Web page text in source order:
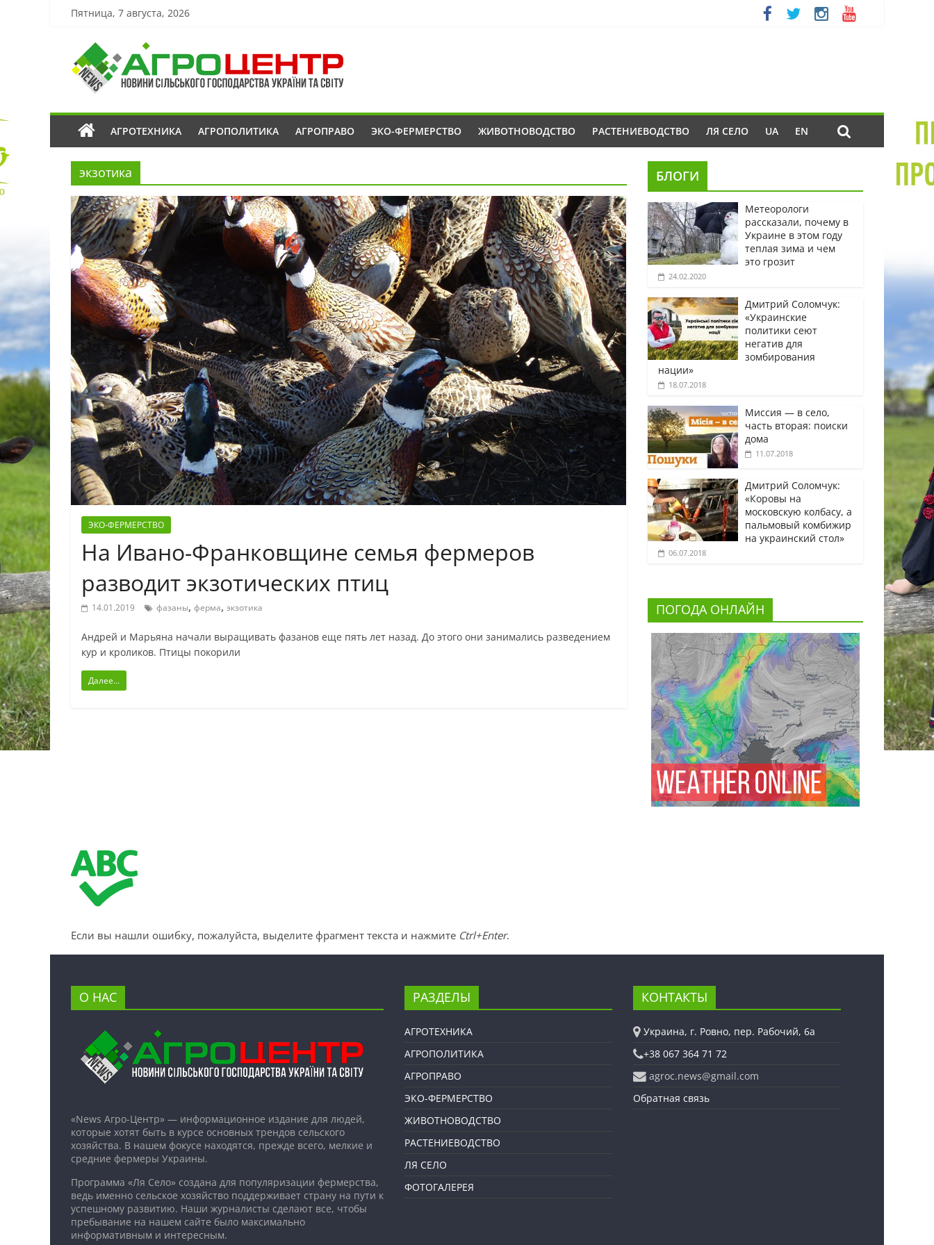
Пятница, 7 августа, 2026
АГРОТЕХНИКА АГРОПОЛИТИКА АГРОПРАВО ЭКО-ФЕРМЕРСТВО ЖИВОТНОВОДСТВО РАСТЕНИЕВОДСТВО ЛЯ СЕЛО UA EN
экзотика
ЭКО-ФЕРМЕРСТВО
На Ивано-Франковщине семья фермеров
разводит экзотических птиц
14.01.2019 фазаны, ферма, экзотика
Андрей и Марьяна начали выращивать фазанов еще пять лет назад. До этого они занимались разведением
кур и кроликов. Птицы покорили
Далее...
БЛОГИ
Метеорологи
рассказали, почему в
Украине в этом году
теплая зима и чем
это грозит
24.02.2020
Дмитрий Соломчук:
«Украинские
политики сеют
негатив для
зомбирования
нации»
18.07.2018
Миссия — в село,
часть вторая: поиски
дома
11.07.2018
Дмитрий Соломчук:
«Коровы на
московскую колбасу, а
пальмовый комбижир
на украинский стол»
06.07.2018
ПОГОДА ОНЛАЙН
Если вы нашли ошибку, пожалуйста, выделите фрагмент текста и нажмите Ctrl+Enter.
О НАС
«News Агро-Центр» — информационное издание для людей,
которые хотят быть в курсе основных трендов сельского
хозяйства. В нашем фокусе находятся, прежде всего, мелкие и
средние фермеры Украины.
Программа «Ля Село» создана для популяризации фермерства,
ведь именно сельское хозяйство поддерживает страну на пути к
успешному развитию. Наши журналисты сделают все, чтобы
пребывание на нашем сайте было максимально
информативным и интересным.
РАЗДЕЛЫ
АГРОТЕХНИКА
АГРОПОЛИТИКА
АГРОПРАВО
ЭКО-ФЕРМЕРСТВО
ЖИВОТНОВОДСТВО
РАСТЕНИЕВОДСТВО
ЛЯ СЕЛО
ФОТОГАЛЕРЕЯ
КОНТАКТЫ
Украина, г. Ровно, пер. Рабочий, 6а
+38 067 364 71 72
agroc.news@gmail.com
Обратная связь